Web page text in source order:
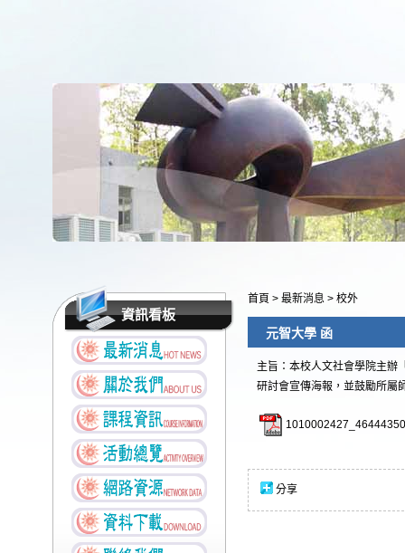
資訊看板
首頁 > 最新消息 > 校外
元智大學 函
主旨：本校人文社會學院主辦
研討會宣傳海報，並鼓勵所屬
分享